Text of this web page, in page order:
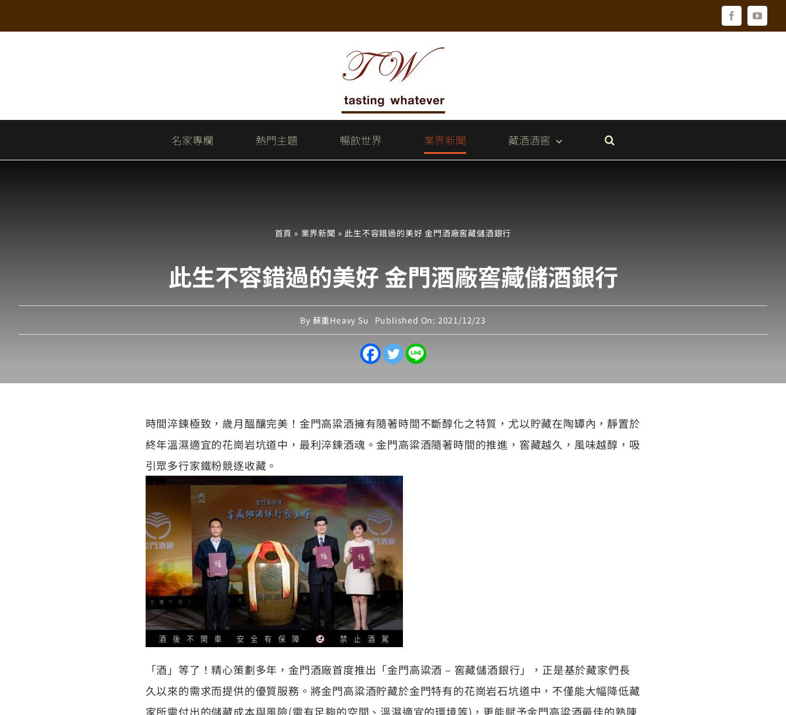
to
Facebook
名家專欄 熱門主題 暢飲世界 業界新聞 藏酒酒窖
首頁 » 業界新聞 » 此生不容錯過的美好 金門酒廠窖藏儲酒銀行
此生不容錯過的美好 金門酒廠窖藏儲酒銀行
By 蘇重Heavy Su Published On: 2021/12/23
時間淬鍊極致，歲月醞釀完美！金門高粱酒擁有隨著時間不斷醇化之特質，尤以貯藏在陶罈內，靜置於
終年溫濕適宜的花崗岩坑道中，最利淬鍊酒魂。金門高粱酒隨著時間的推進，窖藏越久，風味越醇，吸
引眾多行家鐵粉競逐收藏。
「酒」等了！精心策劃多年，金門酒廠首度推出「金門高粱酒 – 窖藏儲酒銀行」，正是基於藏家們長
久以來的需求而提供的優質服務。將金門高粱酒貯藏於金門特有的花崗岩石坑道中，不僅能大幅降低藏
家所需付出的儲藏成本與風險(需有足夠的空間、溫濕適宜的環境等)，更能賦予金門高粱酒最佳的熟陳